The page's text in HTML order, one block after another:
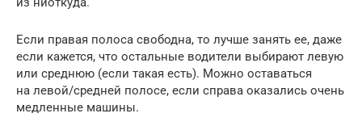
Если правая полоса свободна, то лучше занять ее, даже
если кажется, что остальные водители выбирают левую
или среднюю (если такая есть). Можно оставаться
на левой/средней полосе, если справа оказались очень
медленные машины.